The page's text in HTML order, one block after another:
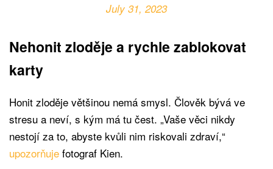
July 31, 2023
Nehonit zloděje a rychle zablokovat
karty
Honit zloděje většinou nemá smysl. Člověk bývá ve
stresu a neví, s kým má tu čest. „Vaše věci nikdy
nestojí za to, abyste kvůli nim riskovali zdraví,“
upozorňuje fotograf Kien.